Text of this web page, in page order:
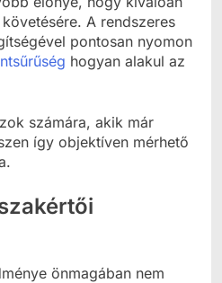
A rendszeres
pontosan nyomon
hogyan alakul az
számára, akik már
így objektíven mérhető
önmagában nem